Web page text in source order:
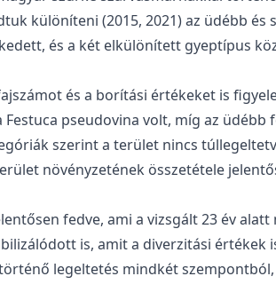
különíteni (2015, 2021) az üdébb és
és a két elkülönített gyeptípus
és a borítási értékeket is
pseudovina volt, míg az üdébb
szerint a terület nincs
növényzetének összetétele
fedve, ami a vizsgált 23 év
is, amit a diverzitási értékek
legeltetés mindkét